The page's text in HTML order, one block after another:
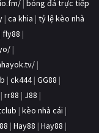
| bóng đá trực tiếp
| ca khia | tỷ lệ kèo nhà
fly88 |
|
|
| ck444| GG88 |
| rr88 | J88 |
| kèo nhà cái |
| Hay88 | Hay88 |